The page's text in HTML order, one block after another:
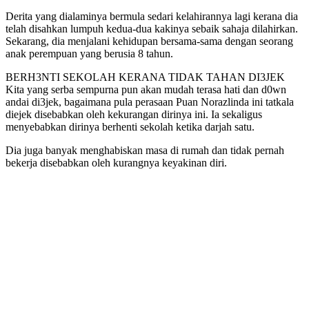
Derita yang dialaminya bermula sedari kelahirannya lagi kerana dia
telah disahkan lumpuh kedua-dua kakinya sebaik sahaja dilahirkan.
Sekarang, dia menjalani kehidupan bersama-sama dengan seorang
anak perempuan yang berusia 8 tahun.
BERH3NTI SEKOLAH KERANA TIDAK TAHAN DI3JEK
Kita yang serba sempurna pun akan mudah terasa hati dan d0wn
andai di3jek, bagaimana pula perasaan Puan Norazlinda ini tatkala
diejek disebabkan oleh kekurangan dirinya ini. Ia sekaligus
menyebabkan dirinya berhenti sekolah ketika darjah satu.
Dia juga banyak menghabiskan masa di rumah dan tidak pernah
bekerja disebabkan oleh kurangnya keyakinan diri.